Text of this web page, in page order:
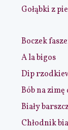
Gołąbki z
Boczek
A la bigos
Dip
Bób na zimę
Biały
Chłodnik